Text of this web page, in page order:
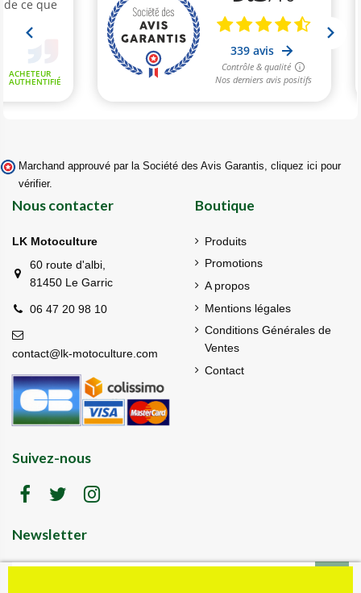
Marchand approuvé par la Société des Avis Garantis, cliquez ici pour
vérifier.
Nous contacter
LK Motoculture
60 route d'albi,
81450 Le Garric
06 47 20 98 10
contact@lk-motoculture.com
Boutique
Produits
Promotions
A propos
Mentions légales
Conditions Générales de
Ventes
Contact
Suivez-nous
Newsletter